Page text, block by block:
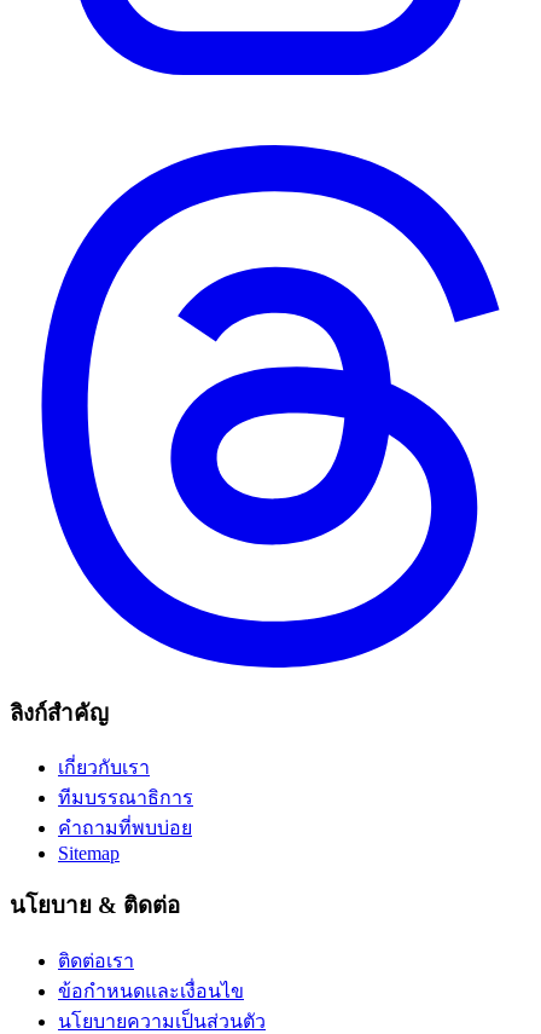
ลิงก์สำคัญ
เกี่ยวกับเรา
ทีมบรรณาธิการ
คำถามที่พบบ่อย
Sitemap
นโยบาย & ติดต่อ
ติดต่อเรา
ข้อกำหนดและเงื่อนไข
นโยบายความเป็นส่วนตัว